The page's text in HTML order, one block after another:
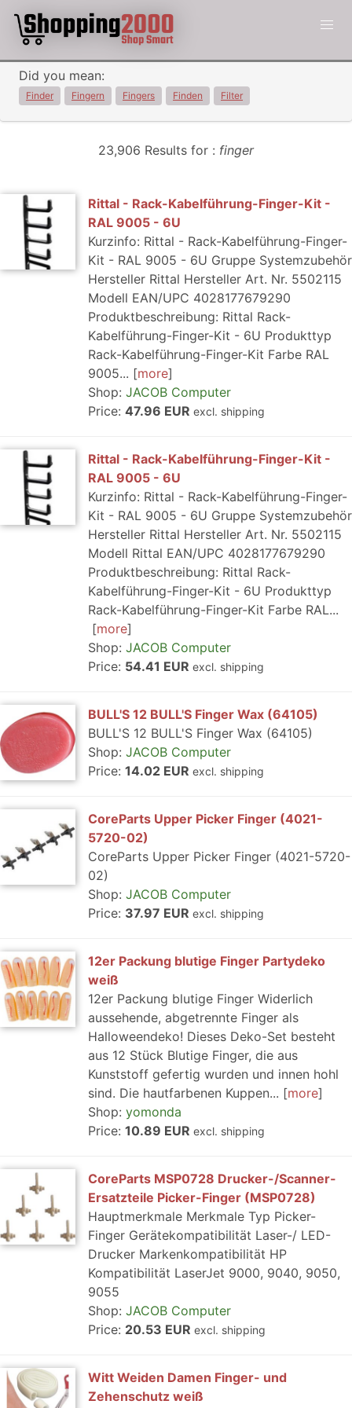
Did you mean:
Finder Fingern Fingers Finden Filter
23,906 Results for : finger
Rittal - Rack-Kabelführung-Finger-Kit -
RAL 9005 - 6U
Kurzinfo: Rittal - Rack-Kabelführung-Finger-
Kit - RAL 9005 - 6U Gruppe Systemzubehör
Hersteller Rittal Hersteller Art. Nr. 5502115
Modell EAN/UPC 4028177679290
Produktbeschreibung: Rittal Rack-
Kabelführung-Finger-Kit - 6U Produkttyp
Rack-Kabelführung-Finger-Kit Farbe RAL
9005...
more
Shop: JACOB Computer
Price: 47.96 EUR excl. shipping
Rittal - Rack-Kabelführung-Finger-Kit -
RAL 9005 - 6U
Kurzinfo: Rittal - Rack-Kabelführung-Finger-
Kit - RAL 9005 - 6U Gruppe Systemzubehör
Hersteller Rittal Hersteller Art. Nr. 5502115
Modell Rittal EAN/UPC 4028177679290
Produktbeschreibung: Rittal Rack-
Kabelführung-Finger-Kit - 6U Produkttyp
Rack-Kabelführung-Finger-Kit Farbe RAL...
more
Shop: JACOB Computer
Price: 54.41 EUR excl. shipping
BULL'S 12 BULL'S Finger Wax (64105)
BULL'S 12 BULL'S Finger Wax (64105)
Shop: JACOB Computer
Price: 14.02 EUR excl. shipping
CoreParts Upper Picker Finger (4021-
5720-02)
CoreParts Upper Picker Finger (4021-5720-
02)
Shop: JACOB Computer
Price: 37.97 EUR excl. shipping
12er Packung blutige Finger Partydeko
weiß
12er Packung blutige Finger Widerlich
aussehende, abgetrennte Finger als
Halloweendeko! Dieses Deko-Set besteht
aus 12 Stück Blutige Finger, die aus
Kunststoff gefertig wurden und innen hohl
sind. Die hautfarbenen Kuppen...
more
Shop: yomonda
Price: 10.89 EUR excl. shipping
CoreParts MSP0728 Drucker-/Scanner-
Ersatzteile Picker-Finger (MSP0728)
Hauptmerkmale Merkmale Typ Picker-
Finger Gerätekompatibilität Laser-/ LED-
Drucker Markenkompatibilität HP
Kompatibilität LaserJet 9000, 9040, 9050,
9055
Shop: JACOB Computer
Price: 20.53 EUR excl. shipping
Witt Weiden Damen Finger- und
Zehenschutz weiß